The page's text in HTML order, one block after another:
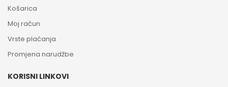
Košarica
Moj račun
Vrste plaćanja
Promjena narudžbe
KORISNI LINKOVI